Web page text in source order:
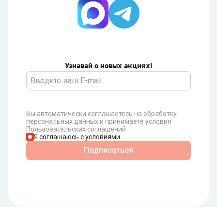
Узнавай о новых акциях!
Вы автоматически соглашаетесь на обработку
персональных данных и принимаете условия
Пользовательских соглашений
Я соглашаюсь с условиями
Подписаться